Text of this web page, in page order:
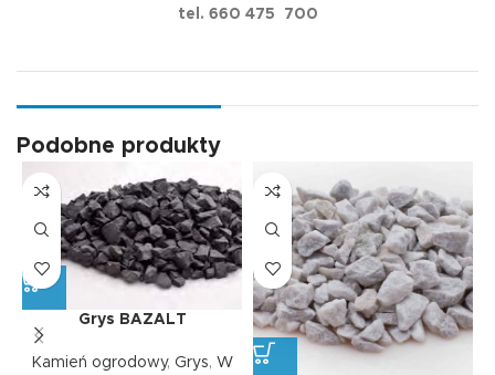
tel. 660 475 700
Podobne produkty
Grys BAZALT
Kamień ogrodowy, Grys, W